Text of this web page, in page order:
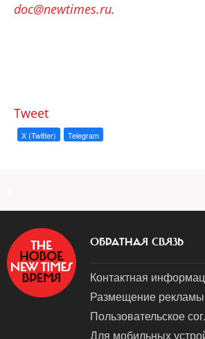
doс@newtimes.ru.
Tweet
X (Twitter) Telegram
ОБРАТНАЯ СВЯЗЬ
Контактная
Размещение рекламы
Пользовательское
Для мобильных